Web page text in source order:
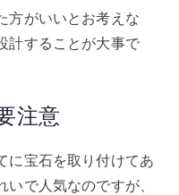
方がいいとお考えな
計することが大事で
注意
に宝石を取り付けてあ
で人気なのですが、